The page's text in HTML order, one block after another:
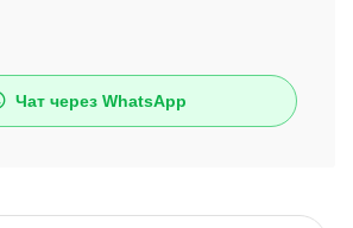
Чат через WhatsApp